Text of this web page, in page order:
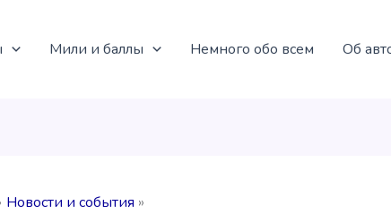
Мили и баллы Немного обо всем Об
Новости и события